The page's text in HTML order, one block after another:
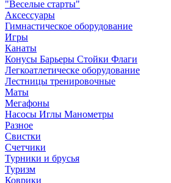
"Веселые старты"
Аксессуары
Гимнастическое оборудование
Игры
Канаты
Конусы Барьеры Стойки Флаги
Легкоатлетическе оборудование
Лестницы тренировочные
Маты
Мегафоны
Насосы Иглы Манометры
Разное
Свистки
Счетчики
Турники и брусья
Туризм
Коврики